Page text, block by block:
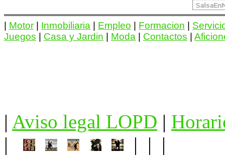
Motor Inmobiliaria Empleo Formacion
Juegos
Casa y Jardin Moda Contactos
| Aviso legal LOPD |
|
| | |